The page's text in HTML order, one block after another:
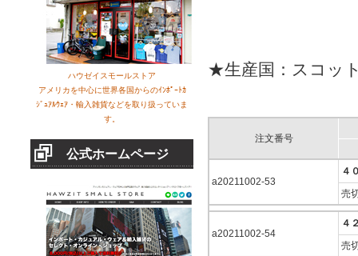
ハウゼイスモールストア
アメリカを中心に世界各国からのｲﾝﾎﾟｰﾄｶ
ｼﾞｭｱﾙｳｪｱ・輸入雑貨などを取り扱っていま
す。
公式ホームページ
★生産国：スコッ
注文番号
a20211002-53
４
売
a20211002-54
４
売